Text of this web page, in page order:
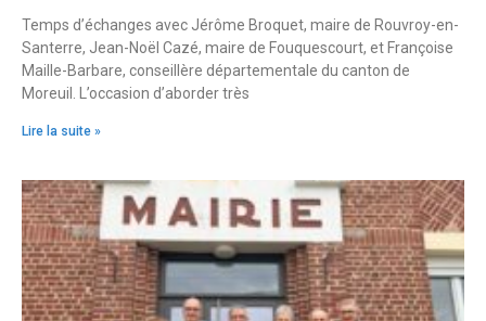
Temps d’échanges avec Jérôme Broquet, maire de Rouvroy-en-
Santerre, Jean-Noël Cazé, maire de Fouquescourt, et Françoise
Maille-Barbare, conseillère départementale du canton de
Moreuil. L’occasion d’aborder très
Lire la suite »